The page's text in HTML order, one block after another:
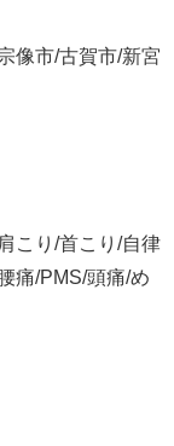
像市/古賀市/新宮
こり/首こり/自律
痛/PMS/頭痛/め